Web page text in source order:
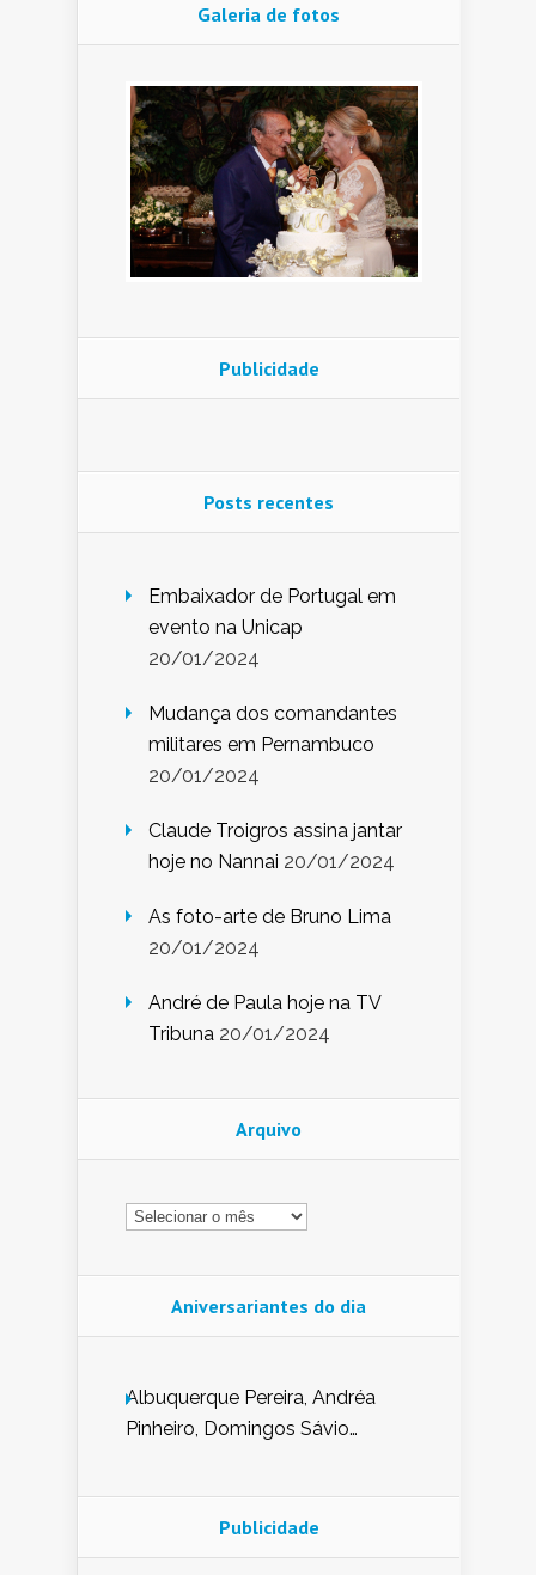
Galeria de fotos
Publicidade
Posts recentes
Embaixador de Portugal em
evento na Unicap
20/01/2024
Mudança dos comandantes
militares em Pernambuco
20/01/2024
Claude Troigros assina jantar
hoje no Nannai 20/01/2024
As foto-arte de Bruno Lima
20/01/2024
André de Paula hoje na TV
Tribuna 20/01/2024
Arquivo
Arquivo
Aniversariantes do dia
Albuquerque Pereira, Andréa
Pinheiro, Domingos Sávio
Nunes de Sena, Fátima Peixoto,
Glória Pereira, Kátia Mesel,
Publicidade